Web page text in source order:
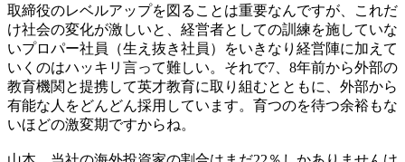
取締役のレベルアップを図ることは重要なんですが、これだ
け社会の変化が激しいと、経営者としての訓練を施していな
いプロパー社員（生え抜き社員）をいきなり経営陣に加えて
いくのはハッキリ言って難しい。それで7、8年前から外部の
教育機関と提携して英才教育に取り組むとともに、外部から
有能な人をどんどん採用しています。育つのを待つ余裕もな
いほどの激変期ですからね。